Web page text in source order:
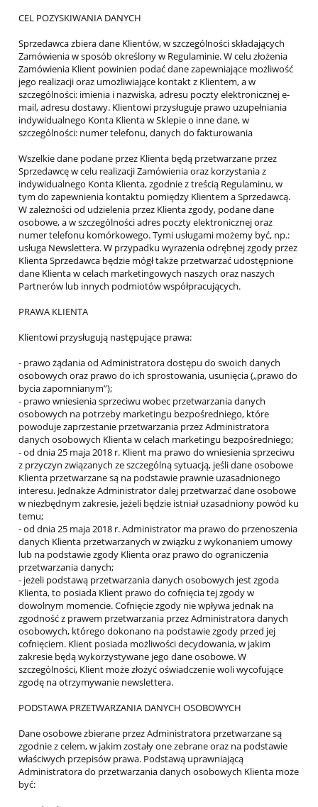
CEL POZYSKIWANIA DANYCH
Sprzedawca zbiera dane Klientów, w szczególności składających
Zamówienia w sposób określony w Regulaminie. W celu złożenia
Zamówienia Klient powinien podać dane zapewniające możliwość
jego realizacji oraz umożliwiające kontakt z Klientem, a w
szczególności: imienia i nazwiska, adresu poczty elektronicznej e-
mail, adresu dostawy. Klientowi przysługuje prawo uzupełniania
indywidualnego Konta Klienta w Sklepie o inne dane, w
szczególności: numer telefonu, danych do fakturowania
Wszelkie dane podane przez Klienta będą przetwarzane przez
Sprzedawcę w celu realizacji Zamówienia oraz korzystania z
indywidualnego Konta Klienta, zgodnie z treścią Regulaminu, w
tym do zapewnienia kontaktu pomiędzy Klientem a Sprzedawcą.
W zależności od udzielenia przez Klienta zgody, podane dane
osobowe, a w szczególności adres poczty elektronicznej oraz
numer telefonu komórkowego. Tymi usługami możemy być, np.:
usługa Newslettera. W przypadku wyrażenia odrębnej zgody przez
Klienta Sprzedawca będzie mógł także przetwarzać udostępnione
dane Klienta w celach marketingowych naszych oraz naszych
Partnerów lub innych podmiotów współpracujących.
PRAWA KLIENTA
Klientowi przysługują następujące prawa:
- prawo żądania od Administratora dostępu do swoich danych
osobowych oraz prawo do ich sprostowania, usunięcia („prawo do
bycia zapomnianym”);
- prawo wniesienia sprzeciwu wobec przetwarzania danych
osobowych na potrzeby marketingu bezpośredniego, które
powoduje zaprzestanie przetwarzania przez Administratora
danych osobowych Klienta w celach marketingu bezpośredniego;
- od dnia 25 maja 2018 r. Klient ma prawo do wniesienia sprzeciwu
z przyczyn związanych ze szczególną sytuacją, jeśli dane osobowe
Klienta przetwarzane są na podstawie prawnie uzasadnionego
interesu. Jednakże Administrator dalej przetwarzać dane osobowe
w niezbędnym zakresie, jeżeli będzie istniał uzasadniony powód ku
temu;
- od dnia 25 maja 2018 r. Administrator ma prawo do przenoszenia
danych Klienta przetwarzanych w związku z wykonaniem umowy
lub na podstawie zgody Klienta oraz prawo do ograniczenia
przetwarzania danych;
- jeżeli podstawą przetwarzania danych osobowych jest zgoda
Klienta, to posiada Klient prawo do cofnięcia tej zgody w
dowolnym momencie. Cofnięcie zgody nie wpływa jednak na
zgodność z prawem przetwarzania przez Administratora danych
osobowych, którego dokonano na podstawie zgody przed jej
cofnięciem. Klient posiada możliwości decydowania, w jakim
zakresie będą wykorzystywane jego dane osobowe. W
szczególności, Klient może złożyć oświadczenie woli wycofujące
zgodę na otrzymywanie newslettera.
PODSTAWA PRZETWARZANIA DANYCH OSOBOWYCH
Dane osobowe zbierane przez Administratora przetwarzane są
zgodnie z celem, w jakim zostały one zebrane oraz na podstawie
właściwych przepisów prawa. Podstawą uprawniającą
Administratora do przetwarzania danych osobowych Klienta może
być: